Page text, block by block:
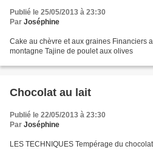
Publié le 25/05/2013 à 23:30
Par Joséphine
Cake au chèvre et aux graines Financiers
montagne Tajine de poulet aux olives
Chocolat au lait
Publié le 22/05/2013 à 23:30
Par Joséphine
LES TECHNIQUES Tempérage du